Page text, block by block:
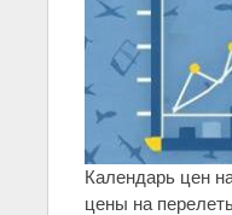
Календарь цен
цены на